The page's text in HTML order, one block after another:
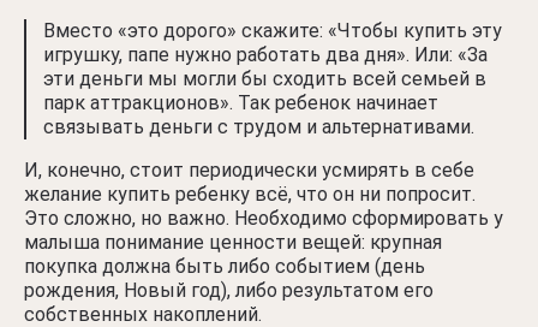
Вместо «это дорого» скажите: «Чтобы купить эту
игрушку, папе нужно работать два дня». Или: «За
эти деньги мы могли бы сходить всей семьей в
парк аттракционов». Так ребенок начинает
связывать деньги с трудом и альтернативами.
И, конечно, стоит периодически усмирять в себе
желание купить ребенку всё, что он ни попросит.
Это сложно, но важно. Необходимо сформировать у
малыша понимание ценности вещей: крупная
покупка должна быть либо событием (день
рождения, Новый год), либо результатом его
собственных накоплений.